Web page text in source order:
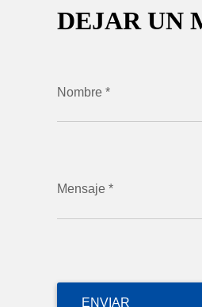
DEJAR UN
Nombre *
Mensaje *